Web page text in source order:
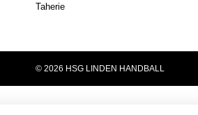
Taherie
© 2026 HSG LINDEN HANDBALL